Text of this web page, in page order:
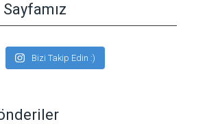
Bizi Takip Edin :)